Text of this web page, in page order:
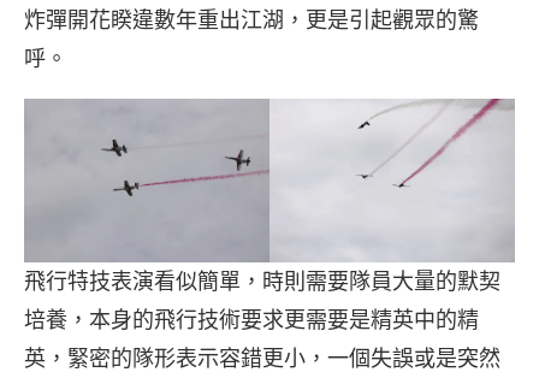
炸彈開花睽違數年重出江湖，更是引起觀眾的驚
呼。
飛行特技表演看似簡單，時則需要隊員大量的默契
培養，本身的飛行技術要求更需要是精英中的精
英，緊密的隊形表示容錯更小，一個失誤或是突然